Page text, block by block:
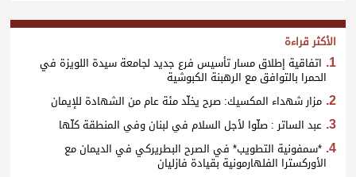
الأكثر قراءة
اتفاقية إطلاق مسار تأسيس فرع جديد لجامعة سيدة اللويزة في
الحمرا بالتوافق مع الرهبنة الكبوشية
مزار شهداء المكسيك: صرح يخلّد مئة عام من الشهادة للإيمان
عبد الساتر : صلّوا لأجل السلام في لبنان وفي المنطقة كلّها
*سمفونية التطويب* في الصرح البطريركي في الديمان مع
الأوركسترا الفلهارمونية بقيادة فازليان